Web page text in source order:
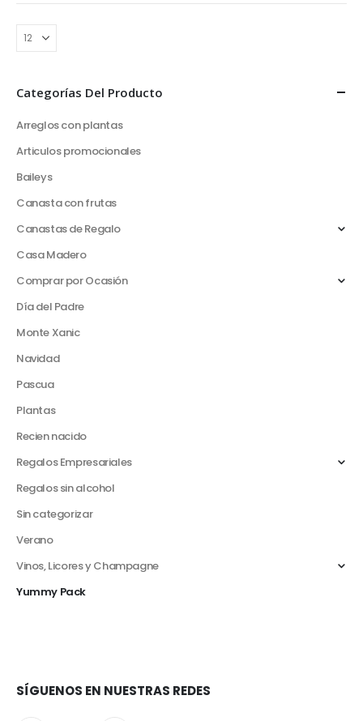
Categorías Del Producto
Arreglos con plantas
Articulos promocionales
Baileys
Canasta con frutas
Canastas de Regalo
Casa Madero
Comprar por Ocasión
Día del Padre
Monte Xanic
Navidad
Pascua
Plantas
Recien nacido
Regalos Empresariales
Regalos sin alcohol
Sin categorizar
Verano
Vinos, Licores y Champagne
Yummy Pack
SÍGUENOS EN NUESTRAS REDES